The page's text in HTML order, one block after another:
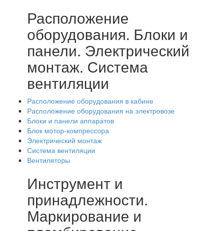
Расположение
оборудования. Блоки и
панели. Электрический
монтаж. Система
вентиляции
Расположение оборудования в кабине
Расположение оборудования на электровозе
Блоки и панели аппаратов
Блок мотор-компрессора
Электрический монтаж
Система вентиляции
Вентиляторы
Инструмент и
принадлежности.
Маркирование и